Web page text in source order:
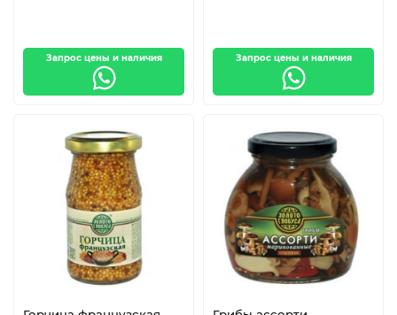
Горошек Черная смородина
Запрос цены и наличия Запрос цены и наличия